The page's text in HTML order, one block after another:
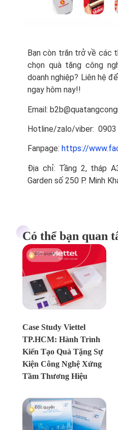
Bạn còn trăn trở về các
chọn quà tặng công
doanh nghiệp? Liên hệ
ngay hôm nay!!
Email:
Hotline/zalo/viber:
Fanpage: https://
Địa chỉ: Tầng 2, tháp
Garden số 250 P. Minh
Có thể bạn quan
Case Study Viettel
TP.HCM: Hành Trình
Kiến Tạo Quà Tặng Sự
Kiện Công Nghệ Xứng
Tầm Thương Hiệu
Độc quyền
Độc quyền